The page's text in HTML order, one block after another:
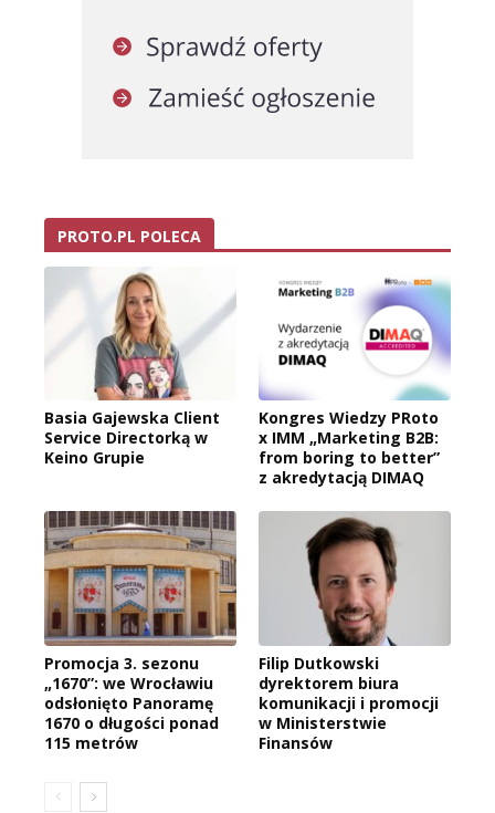
PROTO.PL POLECA
Basia Gajewska Client
Service Directorką w
Keino Grupie
Kongres Wiedzy PRoto
x IMM „Marketing B2B:
from boring to better”
z akredytacją DIMAQ
Promocja 3. sezonu
„1670”: we Wrocławiu
odsłonięto Panoramę
1670 o długości ponad
115 metrów
Filip Dutkowski
dyrektorem biura
komunikacji i promocji
w Ministerstwie
Finansów